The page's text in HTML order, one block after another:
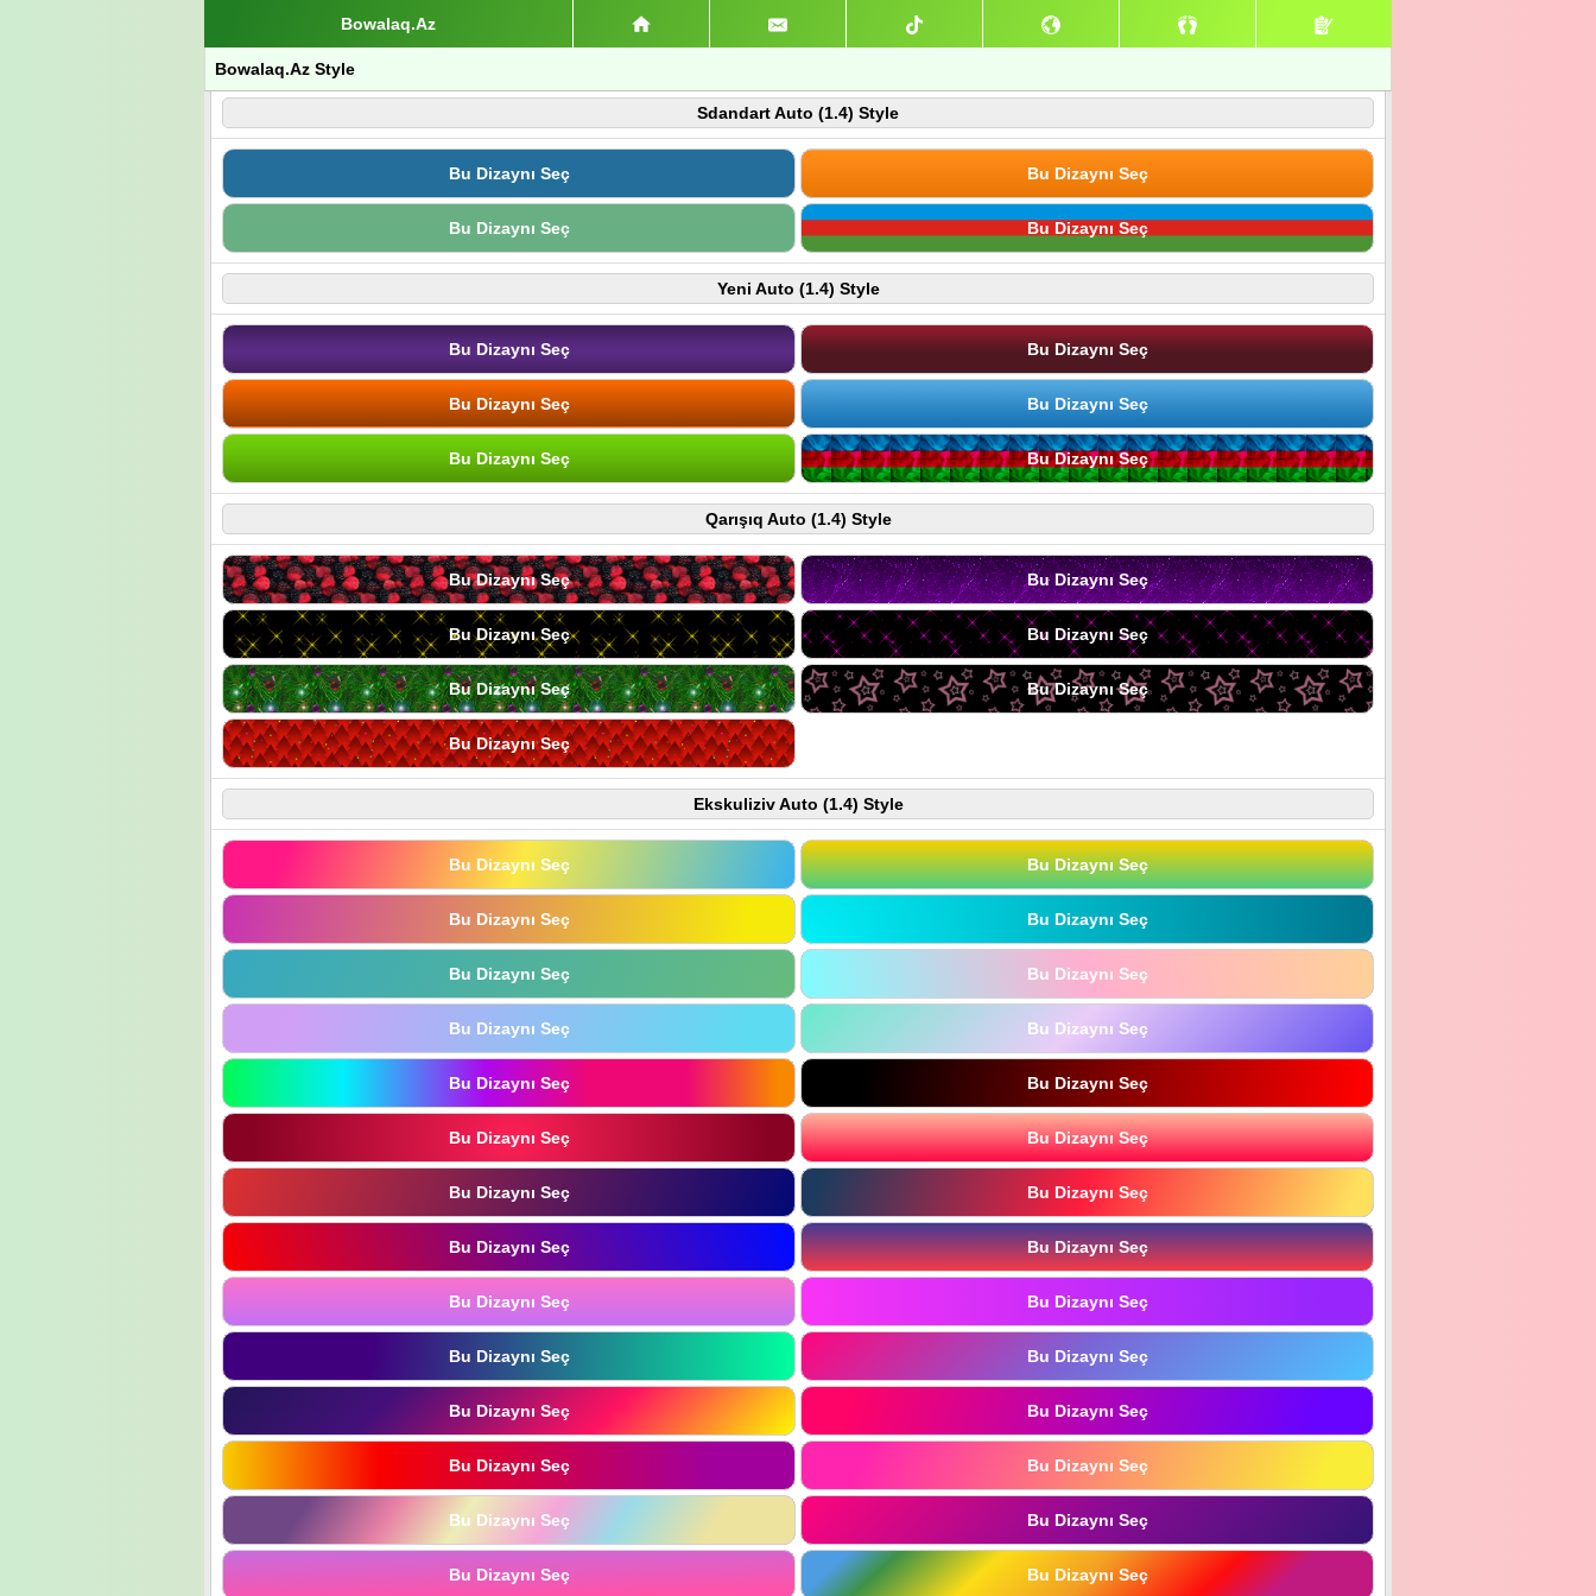
Bowalaq.Az
Bowalaq.Az Style
Sdandart Auto (1.4) Style
Bu Dizaynı Seç Bu Dizaynı Seç
Bu Dizaynı Seç Bu Dizaynı Seç
Yeni Auto (1.4) Style
Bu Dizaynı Seç Bu Dizaynı Seç
Bu Dizaynı Seç Bu Dizaynı Seç
Bu Dizaynı Seç Bu Dizaynı Seç
Qarışıq Auto (1.4) Style
Bu Dizaynı Seç Bu Dizaynı Seç
Bu Dizaynı Seç Bu Dizaynı Seç
Bu Dizaynı Seç Bu Dizaynı Seç
Bu Dizaynı Seç
Ekskuliziv Auto (1.4) Style
Bu Dizaynı Seç Bu Dizaynı Seç
Bu Dizaynı Seç Bu Dizaynı Seç
Bu Dizaynı Seç Bu Dizaynı Seç
Bu Dizaynı Seç Bu Dizaynı Seç
Bu Dizaynı Seç Bu Dizaynı Seç
Bu Dizaynı Seç Bu Dizaynı Seç
Bu Dizaynı Seç Bu Dizaynı Seç
Bu Dizaynı Seç Bu Dizaynı Seç
Bu Dizaynı Seç Bu Dizaynı Seç
Bu Dizaynı Seç Bu Dizaynı Seç
Bu Dizaynı Seç Bu Dizaynı Seç
Bu Dizaynı Seç Bu Dizaynı Seç
Bu Dizaynı Seç Bu Dizaynı Seç
Bu Dizaynı Seç Bu Dizaynı Seç